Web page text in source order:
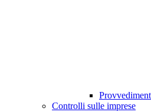
Controlli sulle imprese